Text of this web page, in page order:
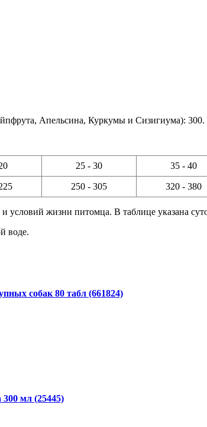
Апельсина, Куркумы и Сизигиума): 300.
25 - 30 35 - 40
250 - 305 320 - 380
условий жизни питомца. В таблице указана
воде.
собак 80 табл (661824)
300 мл (25445)